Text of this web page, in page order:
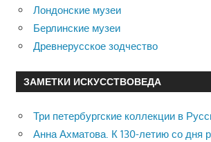
Лондонские музеи
Берлинские музеи
Древнерусское зодчество
ЗАМЕТКИ ИСКУССТВОВЕДА
Три петербургские коллекции в
Анна Ахматова. К 130-летию со дня